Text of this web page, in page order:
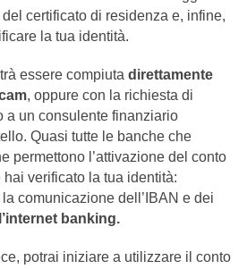
certificato di residenza e, infine,
la tua identità.
essere compiuta direttamente
, oppure con la richiesta di
a un consulente finanziario
Quasi tutte le banche che
permettono l’attivazione del conto
verificato la tua identità:
comunicazione dell’IBAN e dei
banking.
potrai iniziare a utilizzare il conto